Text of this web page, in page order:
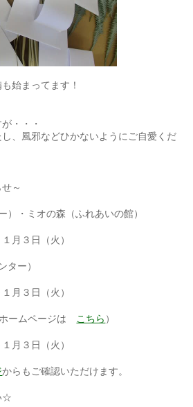
始まってます！
・・・
風邪などひかないようにご自愛くだ
～
）・ミオの森（ふれあいの館）
月３日（火）
ター）
月３日（火）
ームページは こちら ）
月３日（火）
からもご確認いただけます。
☆